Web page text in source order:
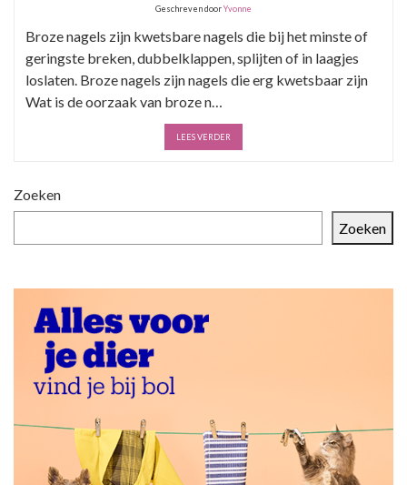
Geschreven doorYvonne
Broze nagels zijn kwetsbare nagels die bij het minste of
geringste breken, dubbelklappen, splijten of in laagjes
loslaten. Broze nagels zijn nagels die erg kwetsbaar zijn
Wat is de oorzaak van broze n…
LEES VERDER
Zoeken
Zoeken